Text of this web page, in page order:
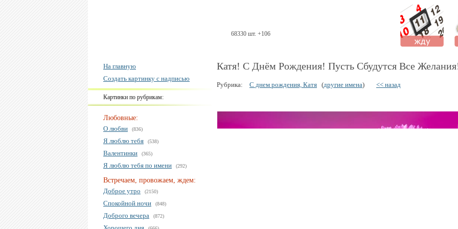
68330 шт. +106
На главную
Создать картинку с надписью
Картинки по рубрикам:
Любовные:
О любви
(836)
Я люблю тебя (538)
Валентинки (365)
Я люблю тебя по имени (292)
Встречаем, провожаем, ждем:
Доброе утро
(2150)
Спокойной ночи (848)
Доброго вечера (872)
Катя! С Днём Рождения! Пусть Сбудутся Все
Рубрика: С днем рождения, Катя (другие имена) << назад